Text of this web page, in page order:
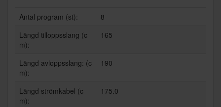
Antal program (st):
8
Längd tilloppsslang (c
m):
165
Längd avloppsslang: (c
m):
190
Längd strömkabel (c
m):
175.0